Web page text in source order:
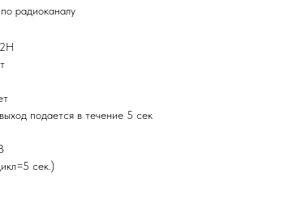
радиоканалу
подается в течение 5 сек
сек.)